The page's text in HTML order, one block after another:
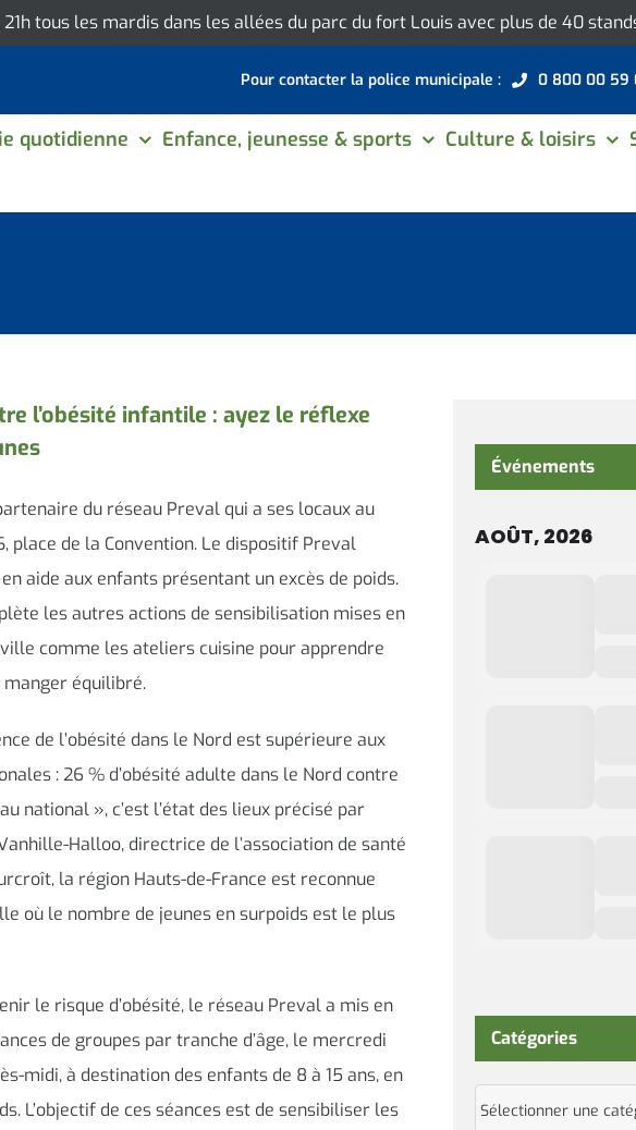
tous les mardis dans les allées du parc du fort Louis avec plus de 40
Pour contacter la police municipale : 0 800 00 59
quotidienne Enfance, jeunesse & sports Culture & loisirs
l’obésité infantile : ayez le réflexe
du réseau Preval qui a ses locaux au
place de la Convention. Le dispositif Preval
aide aux enfants présentant un excès de poids.
les autres actions de sensibilisation mises en
comme les ateliers cuisine pour apprendre
manger équilibré.
de l’obésité dans le Nord est supérieure aux
: 26 % d’obésité adulte dans le Nord contre
national », c’est l’état des lieux précisé par
Halloo, directrice de l’association de santé
la région Hauts-de-France est reconnue
où le nombre de jeunes en surpoids est le plus
le risque d’obésité, le réseau Preval a mis en
de groupes par tranche d’âge, le mercredi
midi, à destination des enfants de 8 à 15 ans, en
L’objectif de ces séances est de sensibiliser les
Événements
AOÛT, 2026
Catégories
Catégories